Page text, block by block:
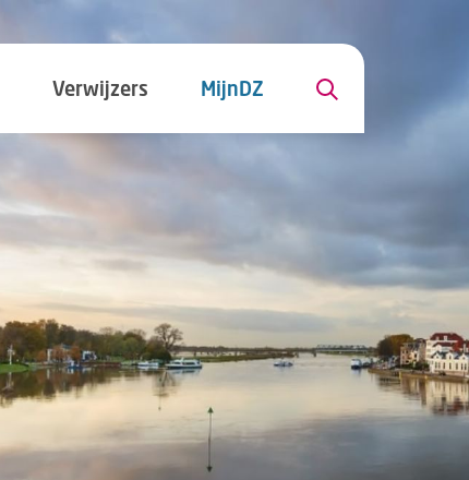
Verwijzers MijnDZ